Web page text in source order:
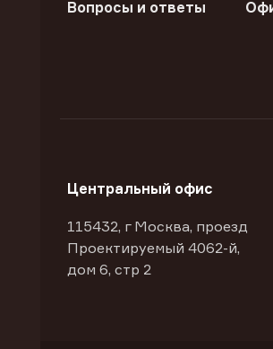
Вопросы и ответы
Центральный офис
115432, г Москва, проезд
Проектируемый 4062-й,
дом 6, стр 2